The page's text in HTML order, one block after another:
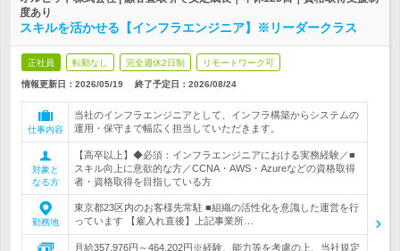
度あり
スキルを活かせる【インフラエンジニア】※リーダークラス
正社員 転勤なし 完全週休2日制 リモートワーク可
情報更新日：2026/05/19 終了予定日： 2026/08/24
仕事内容
当社のインフラエンジニアとして、インフラ構築からシステムの
運用・保守まで幅広く担当していただきます。
対象と
なる方
【高卒以上】◆必須：インフラエンジニアにおける実務経験／■
スキル向上に意欲的な方／CCNA・AWS・Azureなどの資格取得
者・資格取得を目指している方
勤務地
東京都23区内のお客様先常駐 ■組織の活性化を意識した運営を行
っています 【雇入れ直後】上記事業所…
月給357,976円～464,202円※経験、能力等を考慮の上、当社規定